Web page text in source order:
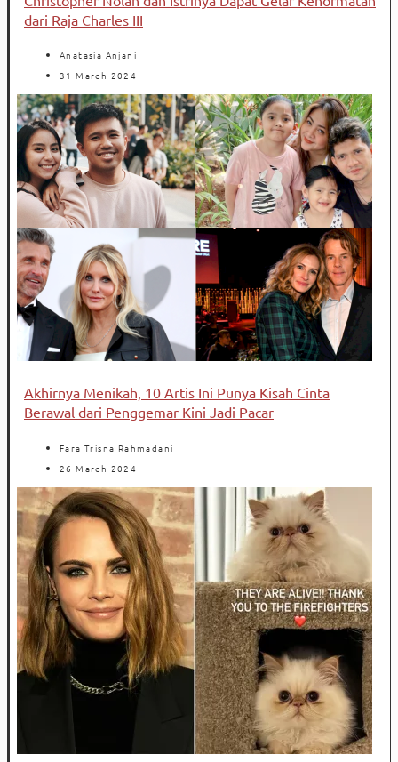
dari Raja Charles III
Anatasia Anjani
31 March 2024
Akhirnya Menikah, 10 Artis Ini Punya Kisah Cinta
Berawal dari Penggemar Kini Jadi Pacar
Fara Trisna Rahmadani
26 March 2024